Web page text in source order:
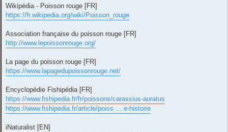
Wikipédia - Poisson rouge [FR]
https://fr.wikipedia.org/wiki/Poisson_rouge
Association française du poisson rouge [FR]
http://www.lepoissonrouge.org/
La page du poisson rouge [FR]
https://www.lapagedupoissonrouge.net/
Encyclopédie Fishipédia [FR]
https://www.fishipedia.fr/fr/poissons/carassius-auratus
https://www.fishipedia.fr/article/poiss ... e-histoire
iNaturalist [EN]